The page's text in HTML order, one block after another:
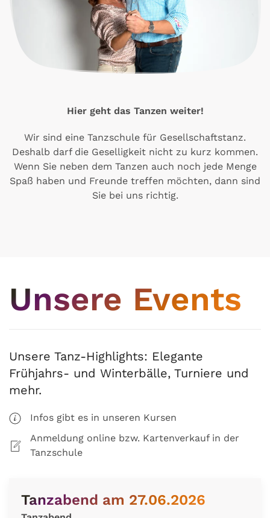
Hier geht das Tanzen weiter!
Wir sind eine Tanzschule für Gesellschaftstanz.
Deshalb darf die Geselligkeit nicht zu kurz kommen.
Wenn Sie neben dem Tanzen auch noch jede Menge
Spaß haben und Freunde treffen möchten, dann sind
Sie bei uns richtig.
Unsere Events
Unsere Tanz-Highlights: Elegante
Frühjahrs- und Winterbälle, Turniere und
mehr.
Infos gibt es in unseren Kursen
Anmeldung online bzw. Kartenverkauf in der
Tanzschule
Tanzabend am 27.06.2026